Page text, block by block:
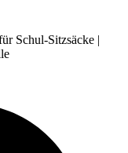
Schul-Sitzsäcke |